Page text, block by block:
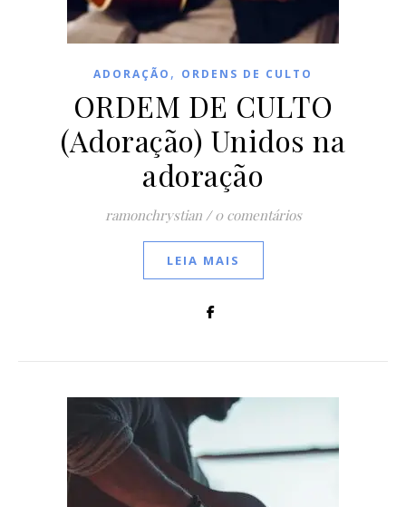
ADORAÇÃO , ORDENS DE CULTO
ORDEM DE CULTO
(Adoração) Unidos na
adoração
ramonchrystian / 0 comentários
LEIA MAIS